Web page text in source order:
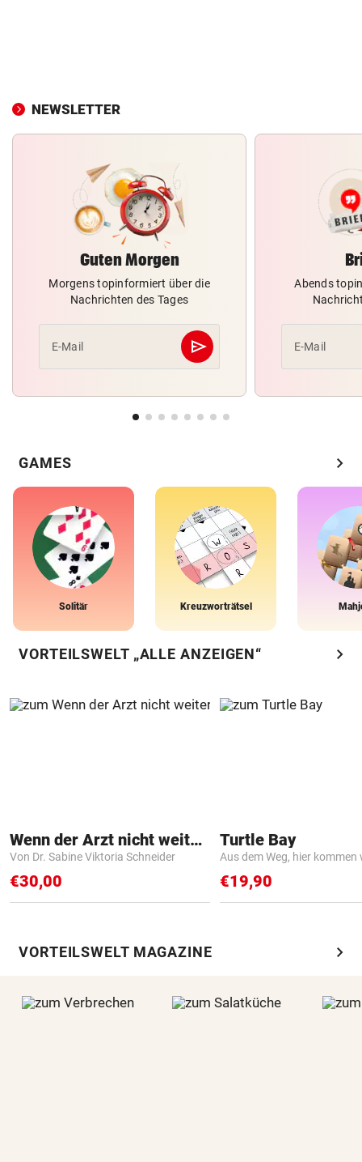
NEWSLETTER
Guten Morgen
Morgens topinformiert über die
Nachrichten des Tages
E-Mail send
Abschicken
Abends
E-Mail
GAMES chevron_right
Solitär Kreuzworträtsel
VORTEILSWELT „ALLE ANZEIGEN“ chevron_right
Wenn der Arzt nicht weiter weiß
Von Dr. Sabine Viktoria Schneider
€30,00
Turtle Bay
Aus dem Weg, hier kommen
€19,90
VORTEILSWELT MAGAZINE chevron_right